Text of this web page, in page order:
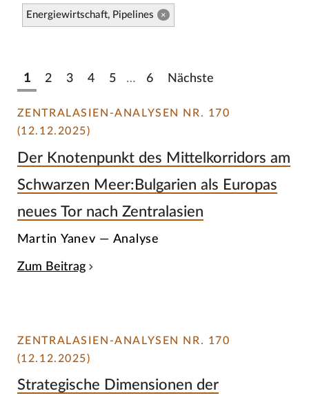
Energiewirtschaft, Pipelines ×
1 2 3 4 5 … 6 Nächste
ZENTRALASIEN-ANALYSEN NR. 170
(12.12.2025)
Der Knotenpunkt des Mittelkorridors am
Schwarzen Meer:Bulgarien als Europas
neues Tor nach Zentralasien
Martin Yanev — Analyse
Zum Beitrag
ZENTRALASIEN-ANALYSEN NR. 170
(12.12.2025)
Strategische Dimensionen der